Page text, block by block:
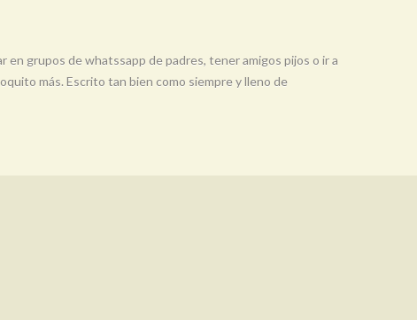
grupos de whatssapp de padres, tener amigos pijos o ir a
más. Escrito tan bien como siempre y lleno de